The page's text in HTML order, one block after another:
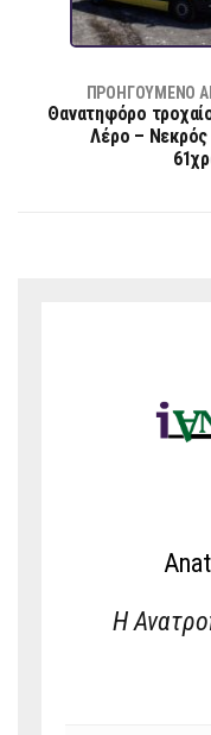
ΠΡΟΗΓΟΎΜΕΝΟ
Θανατηφόρο
Λέρο – Νεκρός
Η